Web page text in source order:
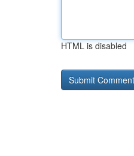
HTML is disabled